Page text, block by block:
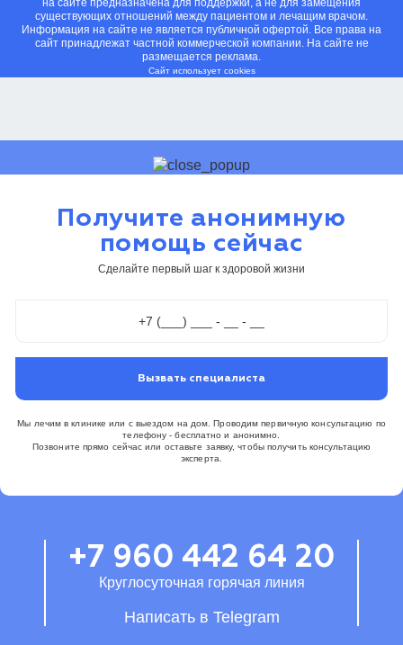
на сайте предназначена для поддержки, а не для замещения
существующих отношений между пациентом и лечащим врачом.
Информация на сайте не является публичной офертой. Все права на
сайт принадлежат частной коммерческой компании. На сайте не
размещается реклама.
Сайт использует cookies
Получите анонимную
помощь сейчас
Сделайте первый шаг к здоровой жизни
Вызвать специалиста
Мы лечим в клинике или с выездом на дом. Проводим первичную консультацию по
телефону - бесплатно и анонимно.
Позвоните прямо сейчас или оставьте заявку, чтобы получить консультацию
эксперта.
+7 960 442 64 20
Круглосуточная горячая линия
Написать в Telegram